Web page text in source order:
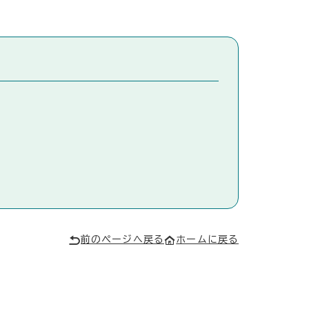
前のページへ戻る ホームに戻る